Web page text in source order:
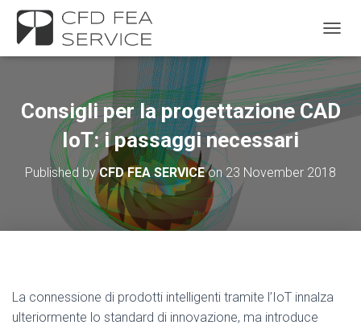
Consigli per la progettazione CAD
IoT: i passaggi necessari
Published byCFD FEA SERVICEon 23 November 2018
La connessione di prodotti intelligenti tramite l’IoT innalza
ulteriormente lo standard di innovazione, ma introduce